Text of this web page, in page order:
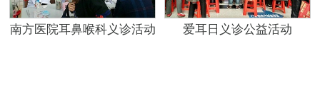
南方医院耳鼻喉科义诊活动 爱耳日义诊公益活动